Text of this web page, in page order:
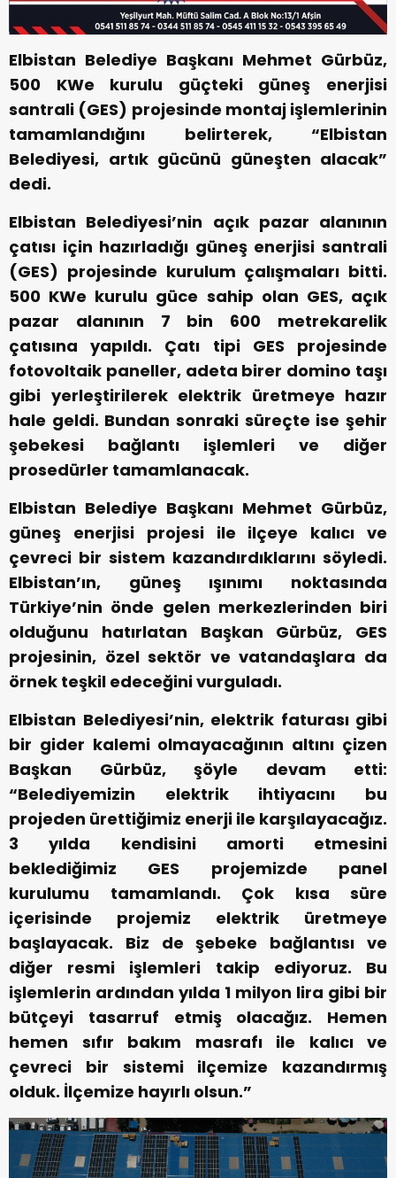
Elbistan Belediye Başkanı Mehmet Gürbüz,
500 KWe kurulu güçteki güneş enerjisi
santrali (GES) projesinde montaj işlemlerinin
tamamlandığını belirterek, “Elbistan
Belediyesi, artık gücünü güneşten alacak”
dedi.
Elbistan Belediyesi’nin açık pazar alanının
çatısı için hazırladığı güneş enerjisi santrali
(GES) projesinde kurulum çalışmaları bitti.
500 KWe kurulu güce sahip olan GES, açık
pazar alanının 7 bin 600 metrekarelik
çatısına yapıldı. Çatı tipi GES projesinde
fotovoltaik paneller, adeta birer domino taşı
gibi yerleştirilerek elektrik üretmeye hazır
hale geldi. Bundan sonraki süreçte ise şehir
şebekesi bağlantı işlemleri ve diğer
prosedürler tamamlanacak.
Elbistan Belediye Başkanı Mehmet Gürbüz,
güneş enerjisi projesi ile ilçeye kalıcı ve
çevreci bir sistem kazandırdıklarını söyledi.
Elbistan’ın, güneş ışınımı noktasında
Türkiye’nin önde gelen merkezlerinden biri
olduğunu hatırlatan Başkan Gürbüz, GES
projesinin, özel sektör ve vatandaşlara da
örnek teşkil edeceğini vurguladı.
Elbistan Belediyesi’nin, elektrik faturası gibi
bir gider kalemi olmayacağının altını çizen
Başkan Gürbüz, şöyle devam etti:
“Belediyemizin elektrik ihtiyacını bu
projeden ürettiğimiz enerji ile karşılayacağız.
3 yılda kendisini amorti etmesini
beklediğimiz GES projemizde panel
kurulumu tamamlandı. Çok kısa süre
içerisinde projemiz elektrik üretmeye
başlayacak. Biz de şebeke bağlantısı ve
diğer resmi işlemleri takip ediyoruz. Bu
işlemlerin ardından yılda 1 milyon lira gibi bir
bütçeyi tasarruf etmiş olacağız. Hemen
hemen sıfır bakım masrafı ile kalıcı ve
çevreci bir sistemi ilçemize kazandırmış
olduk. İlçemize hayırlı olsun.”